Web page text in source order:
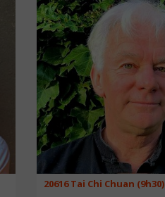
20616 Tai Chi Chuan (9h30)